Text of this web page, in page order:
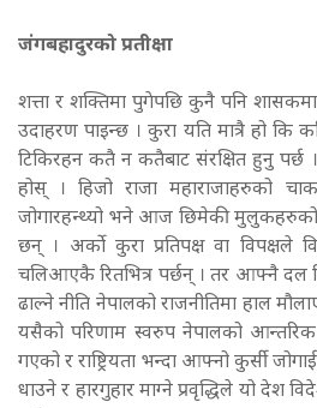
जंगबहादुरको प्रतीक्षा
शत्ता र शक्तिमा पुगेपछि कुनै पनि
उदाहरण पाइन्छ । कुरा यति मात्रै हो कि
टिकिरहन कतै न कतैबाट संरक्षित हुनु पर्छ
होस् । हिजो राजा महाराजाहरुको
जोगारहन्थ्यो भने आज छिमेकी मुलुकहरुको
छन् । अर्को कुरा प्रतिपक्ष वा विपक्षले
चलिआएकै रितभित्र पर्छन् । तर आफ्नै दल
ढाल्ने नीति नेपालको राजनीतिमा हाल
यसैको परिणाम स्वरुप नेपालको
गएको र राष्ट्रियता भन्दा आफ्नो कुर्सी
धाउने र हारगुहार माग्ने प्रवृद्धिले यो देश